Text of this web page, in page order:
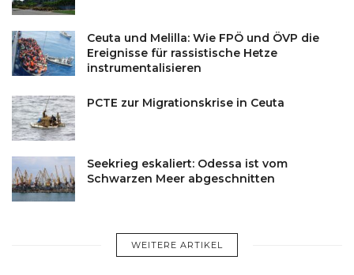
Ceuta und Melilla: Wie FPÖ und ÖVP die
Ereignisse für rassistische Hetze
instrumentalisieren
PCTE zur Migrationskrise in Ceuta
Seekrieg eskaliert: Odessa ist vom
Schwarzen Meer abgeschnitten
WEITERE ARTIKEL